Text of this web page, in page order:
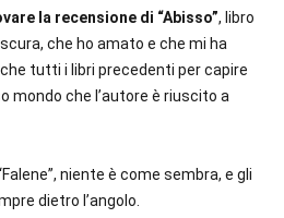
la recensione di “Abisso”, libro
che ho amato e che mi ha
tutti i libri precedenti per capire
mondo che l’autore è riuscito a
niente è come sembra, e gli
dietro l’angolo.